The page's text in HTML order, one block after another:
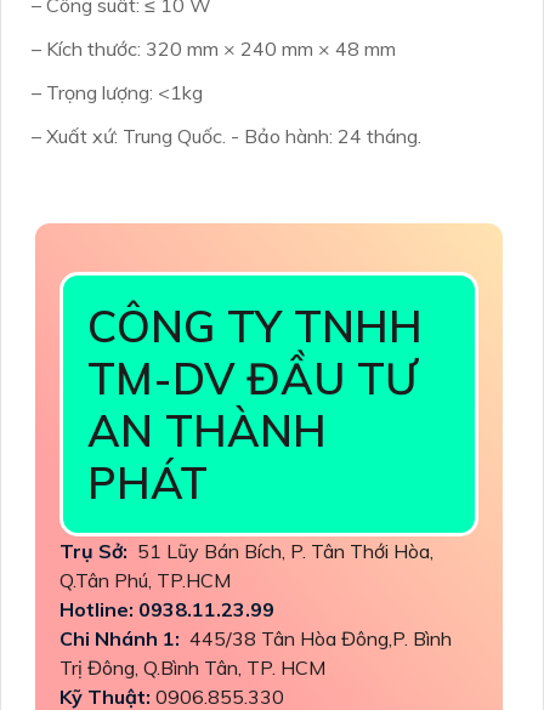
– Công suất: ≤ 10 W
– Kích thước: 320 mm × 240 mm × 48 mm
– Trọng lượng: <1kg
– Xuất xứ: Trung Quốc. - Bảo hành: 24 tháng.
CÔNG TY TNHH
TM-DV ĐẦU TƯ
AN THÀNH
PHÁT
Trụ Sở: 51 Lũy Bán Bích, P. Tân Thới Hòa,
Q.Tân Phú, TP.HCM
Hotline: 0938.11.23.99
Chi Nhánh 1: 445/38 Tân Hòa Đông,P. Bình
Trị Đông, Q.Bình Tân, TP. HCM
Kỹ Thuật: 0906.855.330